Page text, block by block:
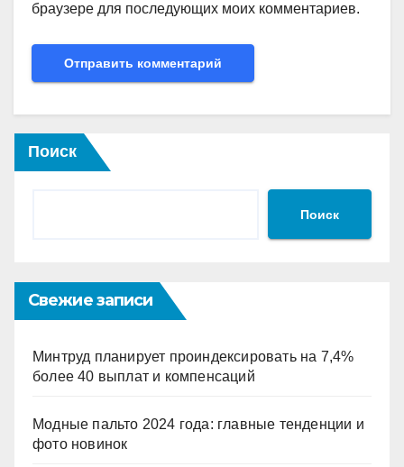
браузере для последующих моих комментариев.
Поиск
Поиск
Свежие записи
Минтруд планирует проиндексировать на 7,4%
более 40 выплат и компенсаций
Модные пальто 2024 года: главные тенденции и
фото новинок